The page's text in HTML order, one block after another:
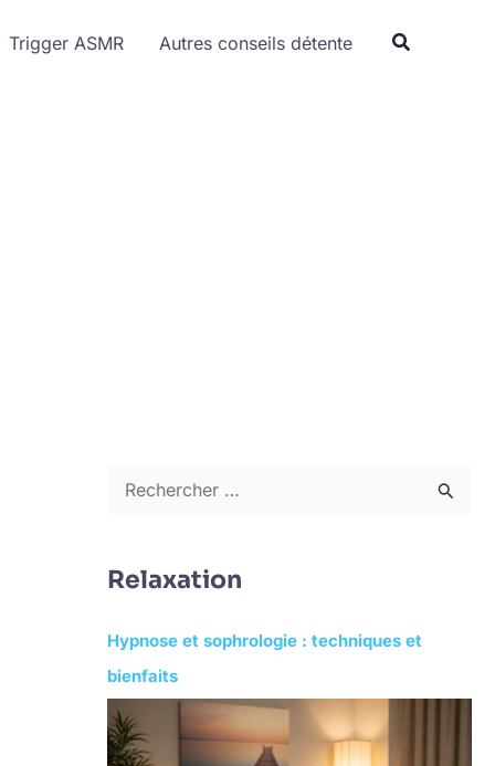
Trigger ASMR Autres conseils détente
c
e
r
h
Relaxation
Hypnose et sophrologie : techniques et
bienfaits